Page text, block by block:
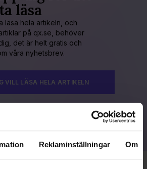
Reklaminställningar Om
läsa
läsa hela artikeln, och
på qx.se, behöver
det är helt gratis och
våra nyhetsbrev.
VILL LÄSA HELA ARTIKELN